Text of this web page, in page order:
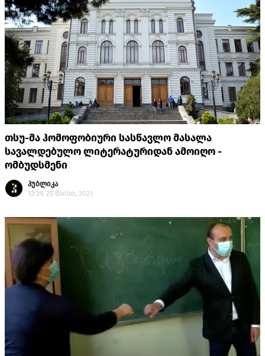
თსუ-მა ჰომოფობიური სასწავლო მასალა
სავალდებულო ლიტერატურიდან ამოიღო -
ომბუდსმენი
პუბლიკა
12:39, 25 მაისი, 2021